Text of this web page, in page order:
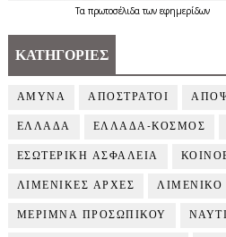
Τα πρωτοσέλιδατων εφημερίδων
ΚΑΤΗΓΟΡΙΕΣ
ΑΜΥΝΑ ΑΠΟΣΤΡΑΤΟΙ
ΕΛΛΑΔΑ ΕΛΛΑΔΑ-ΚΟΣΜΟΣ
ΕΣΩΤΕΡΙΚΗ ΑΣΦΑΛΕΙΑ
ΛΙΜΕΝΙΚΕΣ ΑΡΧΕΣ
ΜΕΡΙΜΝΑ ΠΡΟΣΩΠΙΚΟΥ